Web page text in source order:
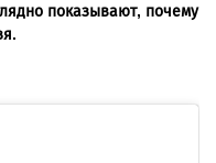
показывают, почему